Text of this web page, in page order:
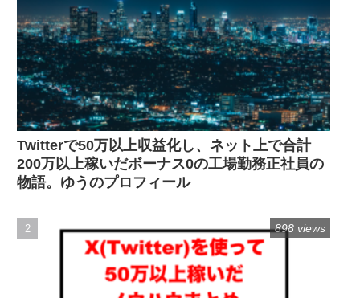
Twitterで50万以上収益化し、ネット上で合計
200万以上稼いだボーナス0の工場勤務正社員の
物語。ゆうのプロフィール
898 views